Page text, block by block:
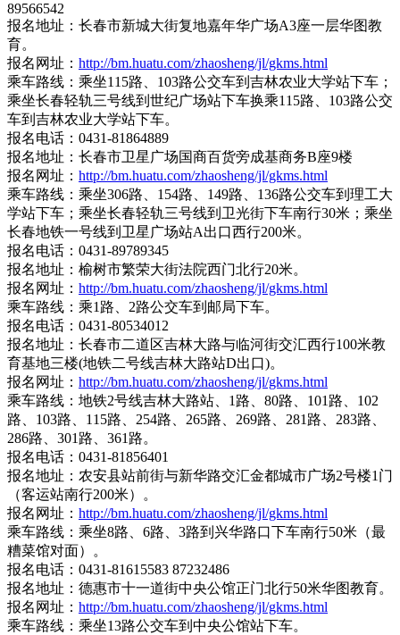
89566542
报名地址：长春市新城大街复地嘉年华广场A3座一层华图教
育。
报名网址： http://bm.huatu.com/zhaosheng/jl/gkms.html
乘车路线：乘坐115路、103路公交车到吉林农业大学站下车；
乘坐长春轻轨三号线到世纪广场站下车换乘115路、103路公交
车到吉林农业大学站下车。
报名电话：0431-81864889
报名地址：长春市卫星广场国商百货旁成基商务B座9楼
报名网址： http://bm.huatu.com/zhaosheng/jl/gkms.html
乘车路线：乘坐306路、154路、149路、136路公交车到理工大
学站下车；乘坐长春轻轨三号线到卫光街下车南行30米；乘坐
长春地铁一号线到卫星广场站A出口西行200米。
报名电话：0431-89789345
报名地址：榆树市繁荣大街法院西门北行20米。
报名网址： http://bm.huatu.com/zhaosheng/jl/gkms.html
乘车路线：乘1路、2路公交车到邮局下车。
报名电话：0431-80534012
报名地址：长春市二道区吉林大路与临河街交汇西行100米教
育基地三楼(地铁二号线吉林大路站D出口)。
报名网址： http://bm.huatu.com/zhaosheng/jl/gkms.html
乘车路线：地铁2号线吉林大路站、1路、80路、101路、102
路、103路、115路、254路、265路、269路、281路、283路、
286路、301路、361路。
报名电话：0431-81856401
报名地址：农安县站前街与新华路交汇金都城市广场2号楼1门
（客运站南行200米）。
报名网址： http://bm.huatu.com/zhaosheng/jl/gkms.html
乘车路线：乘坐8路、6路、3路到兴华路口下车南行50米（最
糟菜馆对面）。
报名电话：0431-81615583 87232486
报名地址：德惠市十一道街中央公馆正门北行50米华图教育。
报名网址： http://bm.huatu.com/zhaosheng/jl/gkms.html
乘车路线：乘坐13路公交车到中央公馆站下车。